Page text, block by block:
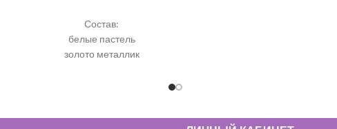
Состав:
белые пастель
золото металлик